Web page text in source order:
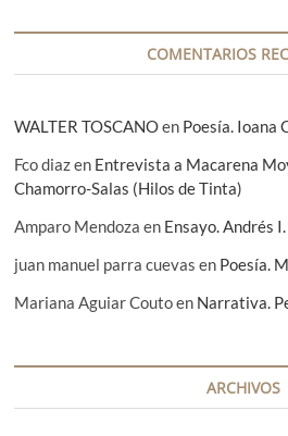
a
s
COMENTARIOS
WALTER TOSCANOen Poesía. Ioana
Fco diazen Entrevista a Macarena
Chamorro-Salas (Hilos de Tinta)
Amparo Mendoza en Ensayo. Andrés
juan manuel parra cuevas en Poesía.
Mariana Aguiar Coutoen Narrativa.
ARCHIVOS